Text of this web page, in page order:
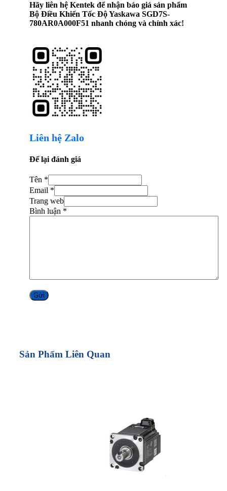
Hãy liên hệ Kentek để nhận báo giá sản phẩm
Bộ Điều Khiển Tốc Độ Yaskawa SGD7S-
780AR0A000F51 nhanh chóng và chính xác!
Liên hệ Zalo
Để lại đánh giá
Tên *
Email *
Trang web
Bình luận *
Sản Phẩm Liên Quan